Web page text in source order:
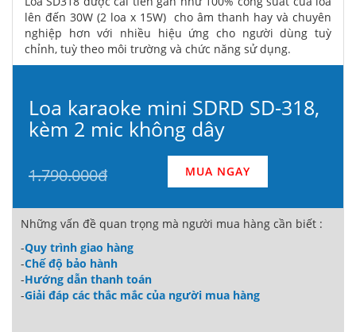
lên đến 30W (2 loa x 15W) cho âm thanh hay và chuyên
nghiệp hơn với nhiều hiệu ứng cho người dùng tuỳ
chỉnh, tuỳ theo môi trường và chức năng sử dụng.
Loa karaoke mini SDRD SD-318,
kèm 2 mic không dây
1.790.000đ MUA NGAY
Những vấn đề quan trọng mà người mua hàng cần biết :
-Quy trình giao hàng
-Chế độ bảo hành
-Hướng dẫn thanh toán
-Giải đáp các thắc mắc của người mua hàng